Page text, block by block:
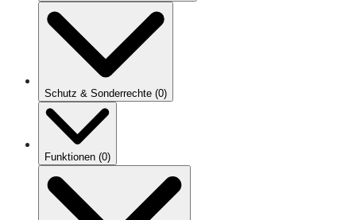
Schutz & Sonderrechte (0)
Funktionen (0)